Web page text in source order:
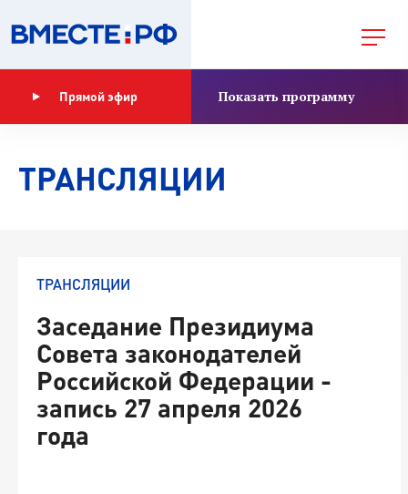
Прямой эфир Показать программу
ТРАНСЛЯЦИИ
ТРАНСЛЯЦИИ
Заседание Президиума
Совета законодателей
Российской Федерации -
запись 27 апреля 2026
года